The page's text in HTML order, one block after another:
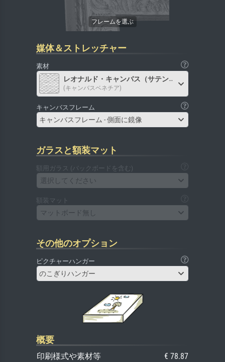
媒体＆ストレッチャー
素材
レオナルド・キャンバス（サテン）
(キャンバスベネチア)
キャンバスフレーム
キャンバスフレーム - 側面に鏡像
ガラスと額装マット
額用ガラス (バックボードを含む)
選択してください
額装マット
マットボード無し
その他のオプション
ピクチャーハンガー
のこぎりハンガー
概要
印刷様式や素材等
€ 78.87